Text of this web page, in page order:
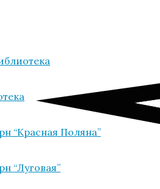
“Красная Поляна”
“Луговая”